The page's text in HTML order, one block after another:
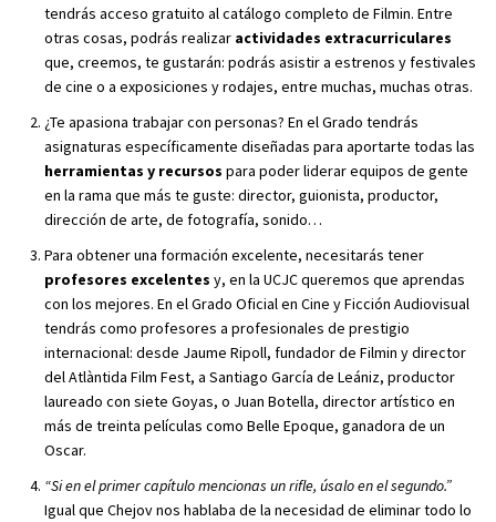
tendrás acceso gratuito al catálogo completo de Filmin. Entre
otras cosas, podrás realizar actividades extracurriculares
que, creemos, te gustarán: podrás asistir a estrenos y festivales
de cine o a exposiciones y rodajes, entre muchas, muchas otras.
¿Te apasiona trabajar con personas? En el Grado tendrás
asignaturas específicamente diseñadas para aportarte todas las
herramientas y recursos para poder liderar equipos de gente
en la rama que más te guste: director, guionista, productor,
dirección de arte, de fotografía, sonido…
Para obtener una formación excelente, necesitarás tener
profesores excelentes y, en la UCJC queremos que aprendas
con los mejores. En el Grado Oficial en Cine y Ficción Audiovisual
tendrás como profesores a profesionales de prestigio
internacional: desde Jaume Ripoll, fundador de Filmin y director
del Atlàntida Film Fest, a Santiago García de Leániz, productor
laureado con siete Goyas, o Juan Botella, director artístico en
más de treinta películas como Belle Epoque, ganadora de un
Oscar.
“Si en el primer capítulo mencionas un rifle, úsalo en el segundo.”
Igual que Chejov nos hablaba de la necesidad de eliminar todo lo